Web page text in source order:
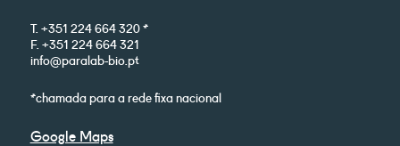
T. +351 224 664 320 *
F. +351 224 664 321
info@paralab-bio.pt
*chamada para a rede fixa nacional
Google Maps